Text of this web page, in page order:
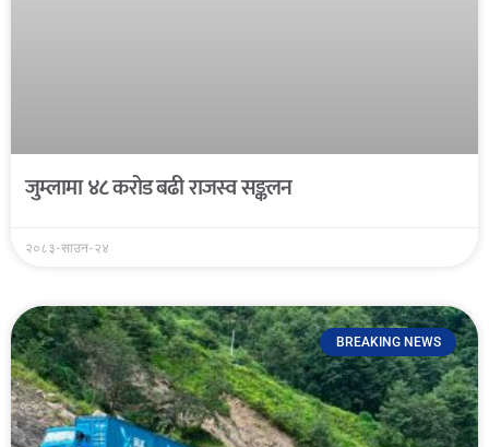
जुम्लामा ४८ करोड बढी राजस्व सङ्कलन
२०८३-साउन-२४
BREAKING NEWS